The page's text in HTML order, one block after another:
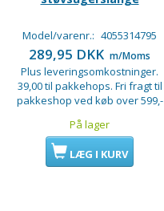
Model/varenr.: 4055314795
289,95 DKK m/Moms
Plus leveringsomkostninger.
39,00 til pakkehops. Fri fragt til
pakkeshop ved køb over 599,-
På lager
LÆG I KURV